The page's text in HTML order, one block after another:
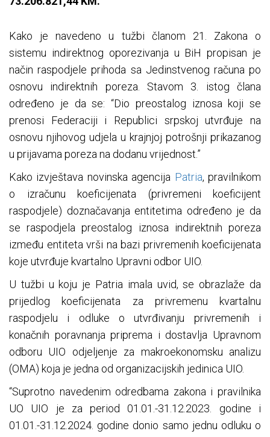
Kako je navedeno u tužbi članom 21. Zakona o
sistemu indirektnog oporezivanja u BiH propisan je
način raspodjele prihoda sa Jedinstvenog računa po
osnovu indirektnih poreza. Stavom 3. istog člana
određeno je da se: “Dio preostalog iznosa koji se
prenosi Federaciji i Republici srpskoj utvrđuje na
osnovu njihovog udjela u krajnjoj potrošnji prikazanog
u prijavama poreza na dodanu vrijednost.”
Kako izvještava novinska agencija Patria, pravilnikom
o izračunu koeficijenata (privremeni koeficijent
raspodjele) doznačavanja entitetima određeno je da
se raspodjela preostalog iznosa indirektnih poreza
između entiteta vrši na bazi privremenih koeficijenata
koje utvrđuje kvartalno Upravni odbor UIO.
U tužbi u koju je Patria imala uvid, se obrazlaže da
prijedlog koeficijenata za privremenu kvartalnu
raspodjelu i odluke o utvrđivanju privremenih i
konačnih poravnanja priprema i dostavlja Upravnom
odboru UIO odjeljenje za makroekonomsku analizu
(OMA) koja je jedna od organizacijskih jedinica UIO.
“Suprotno navedenim odredbama zakona i pravilnika
UO UIO je za period 01.01.-31.12.2023. godine i
01.01.-31.12.2024. godine donio samo jednu odluku o